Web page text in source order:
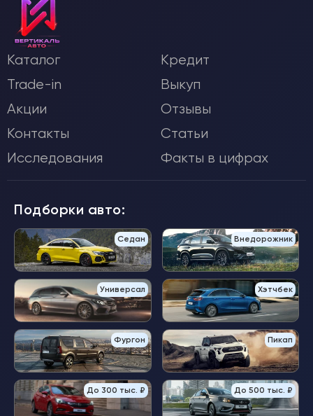
Каталог
Кредит
Trade-in
Выкуп
Акции
Отзывы
Контакты
Статьи
Исследования
Факты в цифрах
Подборки авто:
Седан Внедорожник
Универсал Хэтчбек
Фургон Пикап
До 300 тыс. ₽ До 500 тыс. ₽